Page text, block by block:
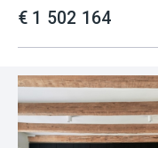
€ 1 502 164